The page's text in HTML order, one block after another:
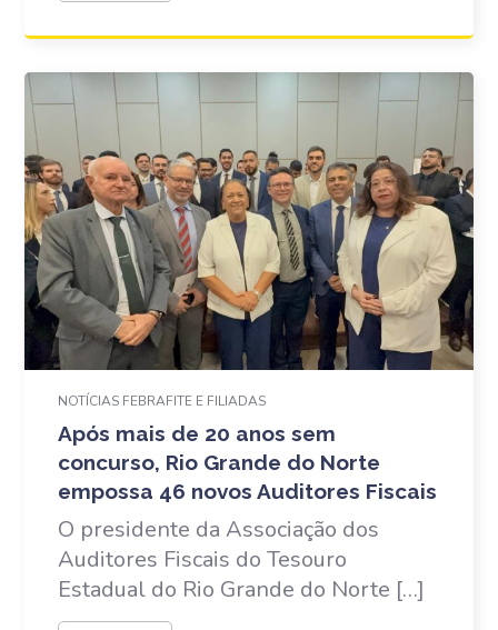
NOTÍCIAS FEBRAFITE E FILIADAS
Após mais de 20 anos sem
concurso, Rio Grande do Norte
empossa 46 novos Auditores Fiscais
O presidente da Associação dos
Auditores Fiscais do Tesouro
Estadual do Rio Grande do Norte […]